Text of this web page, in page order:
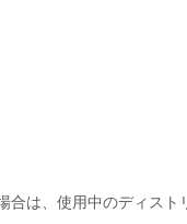
は、使用中のディスト